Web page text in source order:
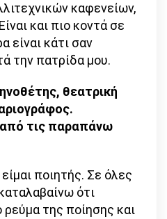
καφενείων,
και πιο κοντά σε
είναι κάτι σαν
την πατρίδα μου.
θεατρική
τις παραπάνω
ποιητής. Σε όλες
ότι
της ποίησης και